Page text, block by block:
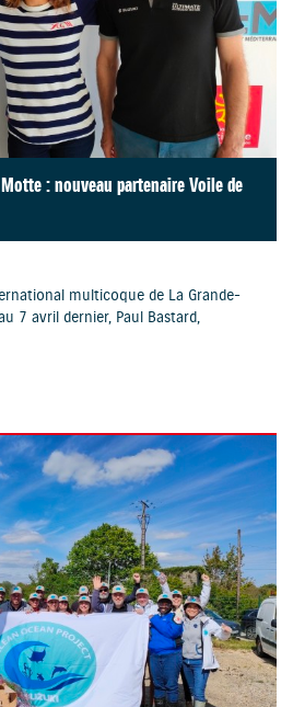
: nouveau partenaire Voile de
multicoque de La Grande-
7 avril dernier, Paul Bastard,